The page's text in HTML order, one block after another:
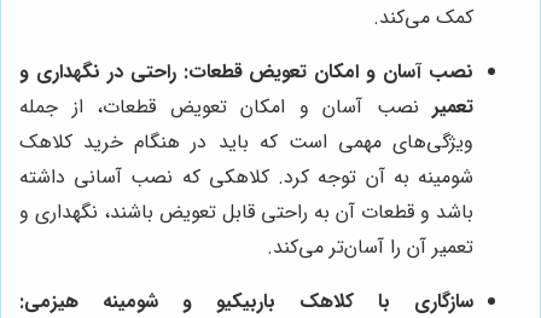
کمک می‌کند.
نصب آسان و امکان تعویض قطعات: راحتی در نگهداری و
تعمیر نصب آسان و امکان تعویض قطعات، از جمله
ویژگی‌های مهمی است که باید در هنگام خرید کلاهک
شومینه به آن توجه کرد. کلاهکی که نصب آسانی داشته
باشد و قطعات آن به راحتی قابل تعویض باشند، نگهداری و
تعمیر آن را آسان‌تر می‌کند.
سازگاری با کلاهک باربیکیو و شومینه هیزمی: